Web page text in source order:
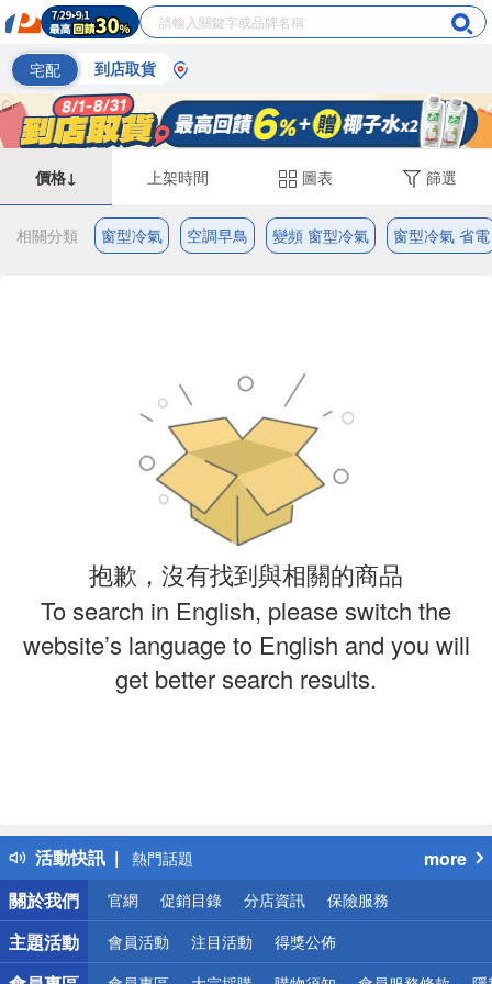
宅配 到店取貨
價格↓ 上架時間 圖表 篩選
相關分類 窗型冷氣 空調早鳥 變頻 窗型冷氣 窗型冷氣 省電
抱歉，沒有找到與相關的商品
To search in English, please switch the
website’s language to English and you will
get better search results.
活動快訊
得獎公告
熱門話題
銀行優惠
偏遠地區配送
詐騙網頁！請小心！
more
關於我們
官網 促銷目錄 分店資訊 保險服務
主題活動 會員活動 注目活動 得獎公佈